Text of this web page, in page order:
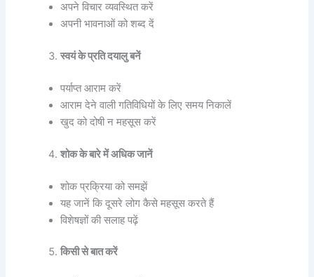
अपने विचार व्यवस्थित करें
अपनी भावनाओं को शब्द दें
स्वयं के प्रति दयालु बनें
पर्याप्त आराम करें
आराम देने वाली गतिविधियों के लिए समय निकालें
खुद को दोषी न महसूस करें
शोक के बारे में अधिक जानें
शोक प्रक्रिया को समझें
यह जानें कि दूसरे लोग कैसे महसूस करते हैं
विशेषज्ञों की सलाह पढ़ें
किसी से बात करें